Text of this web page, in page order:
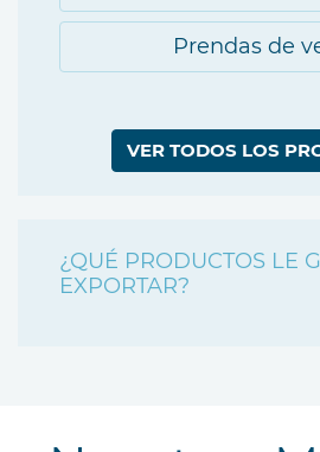
Prendas de
VER TODOS LOS
¿QUÉ PRODUCTOS LE
EXPORTAR?